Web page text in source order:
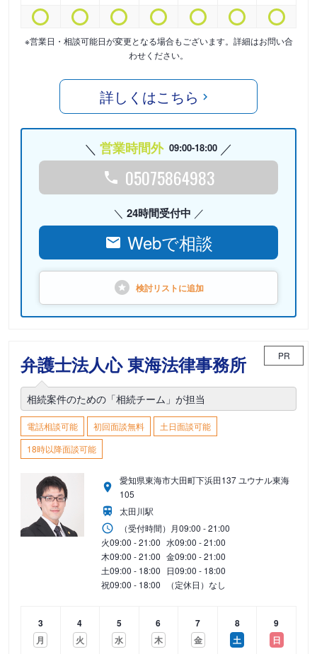
※営業日・相談可能日が変更となる場合もございます。詳細はお問い合
わせください。
詳しくはこちら
営業時間外 09:00-18:00
05075864983
24時間受付中
Webで相談
検討リストに追加
弁護士法人心 東海法律事務所 PR
相続案件のための「相続チーム」が担当
電話相談可能 初回面談無料
土日面談可能
18時以降面談可能
愛知県東海市大田町下浜田137 ユウナル東海
105
太田川駅
（受付時間） 月09:00 - 21:00
火09:00 - 21:00 水09:00 - 21:00
木09:00 - 21:00 金09:00 - 21:00
土09:00 - 18:00 日09:00 - 18:00
祝09:00 - 18:00 （定休日）なし
3
月
4
火
5
水
6
木
7
金
8
土
9
日